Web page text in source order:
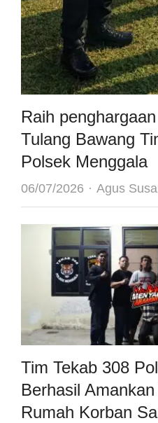
Raih
Tulang Bawang
Polsek Menggala
06/07/2026 Author
Agus
Tim Tekab 308
Berhasil
Rumah Korban